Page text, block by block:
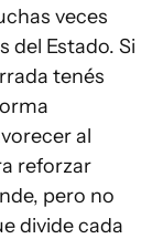
veces
del Estado. Si
tenés
al
reforzar
pero no
divide cada